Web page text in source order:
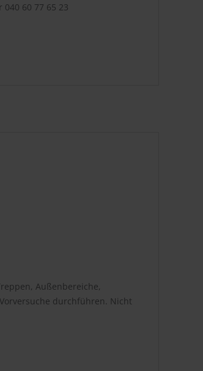
040 60 77 65 23
Außenbereiche,
durchführen. Nicht